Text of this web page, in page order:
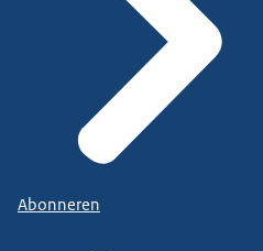
Abonneren